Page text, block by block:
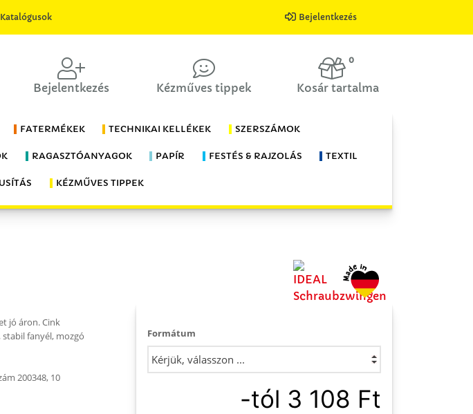
Katalógusok Bejelentkezés
Bejelentkezés Kézműves tippek
0
Kosár tartalma
FATERMÉKEK TECHNIKAI KELLÉKEK SZERSZÁMOK
RAGASZTÓANYAGOK PAPÍR FESTÉS & RAJZOLÁS TEXTIL
KÉZMŰVES TIPPEK
jó áron. Cink
fanyél, mozgó
200348, 10
Formátum
-tól 3 108 Ft